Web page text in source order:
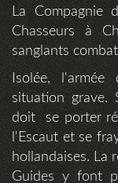
La Compagnie
Chasseurs à
sanglants
Isolée,
situation grave.
doit se porter
l'Escaut et se
hollandaises. La
Guides y font